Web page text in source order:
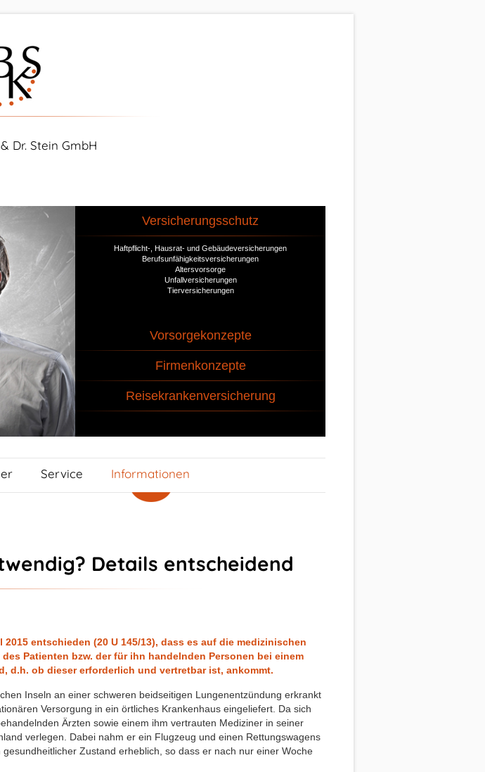
Dr. Stein GmbH
Versicherungsschutz
Haftpflicht-, Hausrat- und Gebäudeversicherungen
Berufsunfähigkeitsversicherungen
Altersvorsorge
Unfallversicherungen
Tierversicherungen
Vorsorgekonzepte
Firmenkonzepte
Reisekrankenversicherung
Service Informationen
Details entscheidend
entschieden (20 U 145/13), dass es auf die medizinischen
Patienten bzw. der für ihn handelnden Personen bei einem
d.h. ob dieser erforderlich und vertretbar ist, ankommt.
Inseln an einer schweren beidseitigen Lungenentzündung erkrankt
Versorgung in ein örtliches Krankenhaus eingeliefert. Da sich
Ärzten sowie einem ihm vertrauten Mediziner in seiner
verlegen. Dabei nahm er ein Flugzeug und einen Rettungswagens
Zustand erheblich, so dass er nach nur einer Woche